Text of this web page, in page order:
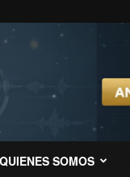
QUIENES SOMOS